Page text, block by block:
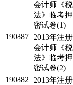
会计师《税
法》临考押
密试卷(1)
190887
2013年注册
会计师《税
法》临考押
密试卷(2)
190882
2013年注册